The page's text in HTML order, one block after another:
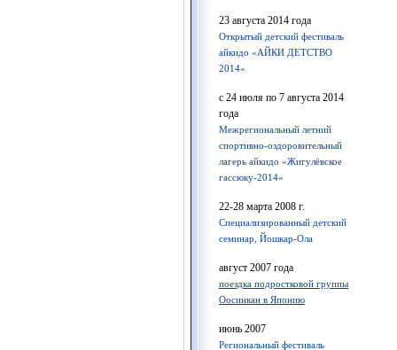
23 августа 2014 года
Открытый детский фестиваль
айкидо «АЙКИ ДЕТСТВО
2014»
с 24 июля по 7 августа 2014
года
Межрегиональный летний
спортивно-оздоровительный
лагерь айкидо «Жигулёвское
гассюку-2014»
22-28 марта 2008 г.
Cпециализированный детский
семинар, Йошкар-Ола
август 2007 года
поездка подростковой группы
Оосинкан в Японию
июнь 2007
Региональный фестиваль